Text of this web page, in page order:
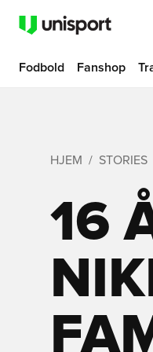
Fodbold Fanshop
HJEM STORIES
16